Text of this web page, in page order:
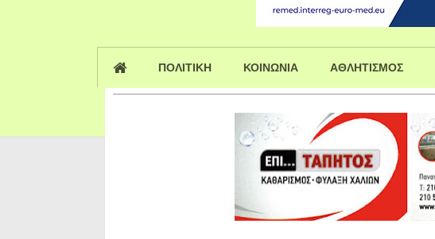
ΠΟΛΙΤΙΚΗ ΚΟΙΝΩΝΙΑ ΑΘΛΗΤΙΣΜΟΣ